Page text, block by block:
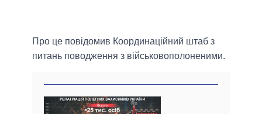
Про це повідомив Координаційний штаб з
питань поводження з військовополоненими.